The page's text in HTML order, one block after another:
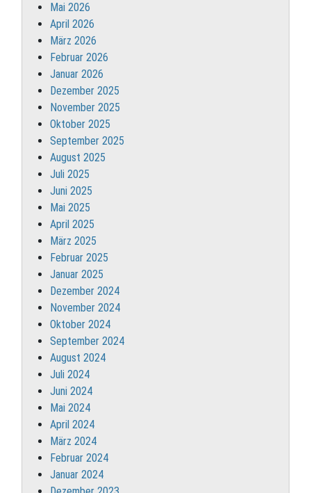
Mai 2026
April 2026
März 2026
Februar 2026
Januar 2026
Dezember 2025
November 2025
Oktober 2025
September 2025
August 2025
Juli 2025
Juni 2025
Mai 2025
April 2025
März 2025
Februar 2025
Januar 2025
Dezember 2024
November 2024
Oktober 2024
September 2024
August 2024
Juli 2024
Juni 2024
Mai 2024
April 2024
März 2024
Februar 2024
Januar 2024